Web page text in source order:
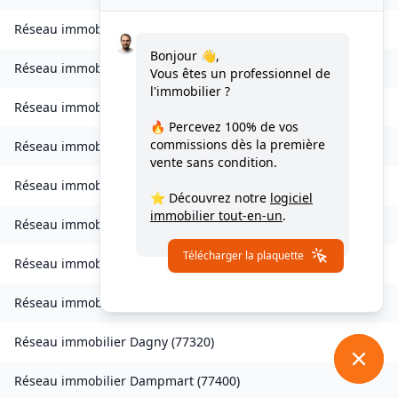
Réseau immobilier
Réseau immobilier Chessy( 77700)
Réseau immobilier
Réseau immobilier Compans(77290 )
Réseau immobilier
Réseau immobilier Coupvray(77700)
Réseau immobilier Courchamp(77560
Réseau immobilier
Réseau immobilier Dagny (77320)
Réseau immobilier Dampmart (77400)
Bonjour 👋,
Vous êtes un professionnel de
l'immobilier ?
🔥 Percevez 100% de vos
commissions dès la première
vente sans condition.
⭐ Découvrez notre logiciel
immobilier tout-en-un.
Télécharger la plaquette